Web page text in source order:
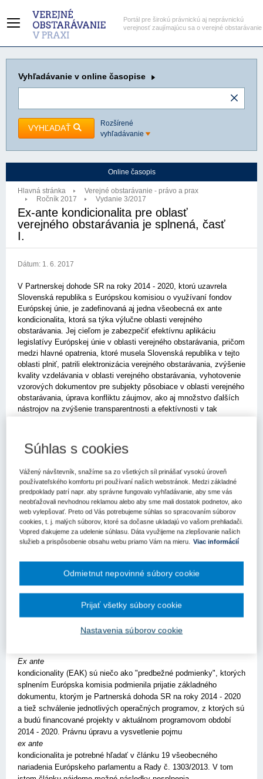
Portál pre širokú právnickú aj neprávnickú
verejnosť zaujímajúcu sa o verejné obstarávanie
Vyhľadávanie v online časopise
VYHĽADAŤ
Rozšírené
vyhľadávanie
Online časopis
Hlavná stránka
Verejné obstarávanie - právo a prax
Ročník 2017
Vydanie 3/2017
Ex-ante kondicionalita pre oblasť
verejného obstarávania je splnená, časť
I.
Dátum: 1. 6. 2017
V Partnerskej dohode SR na roky 2014 - 2020, ktorú uzavrela
Slovenská republika s Európskou komisiou o využívaní fondov
Európskej únie, je zadefinovaná aj jedna všeobecná ex ante
kondicionalita, ktorá sa týka výlučne oblasti verejného
obstarávania. Jej cieľom je zabezpečiť efektívnu aplikáciu
legislatívy Európskej únie v oblasti verejného obstarávania, pričom
medzi hlavné opatrenia, ktoré musela Slovenská republika v tejto
oblasti plniť, patrili elektronizácia verejného obstarávania, zvýšenie
kvality vzdelávania v oblasti verejného obstarávania, vyhotovenie
vzorových dokumentov pre subjekty pôsobiace v oblasti verejného
obstarávania, úprava konfliktu záujmov, ako aj množstvo ďalších
nástrojov na zvýšenie transparentnosti a efektívnosti v tak
pre investície a informatizáciu v postavení Centrálneho
koordinačného orgánu pre oblasť fondov EÚ, Úrad pre verejné
splnenie predmetnej ex ante kondicionality bol 31. december 2016.
Termín sa podarilo stihnúť a Európska komisia listom z 9. marca
2017 informovala Slovenskú republiku o splnení predmetnej ex
ante kondicionality v plnom rozsahu, čím bola zabezpečená jedna
zo základných podmienok na čerpanie prostriedkov z fondov
Európskej únie v programovom období 2014 - 2020. Cieľom tohto
článku je predstaviť akčný plán na plnenie predmetnej ex ante
je článok rozdelený do dvoch častí, pričom tento článok
predstavuje prvú časť.
kondicionalita?
Ex ante
kondicionality (EAK) sú niečo ako "predbežné podmienky", ktorých
splnením Európska komisia podmienila prijatie základného
dokumentu, ktorým je Partnerská dohoda SR na roky 2014 - 2020
a tiež schválenie jednotlivých operačných programov, z ktorých sú
a budú financované projekty v aktuálnom programovom období
2014 - 2020. Právnu úpravu a vysvetlenie pojmu
ex ante
kondicionalita je potrebné hľadať v článku 19 všeobecného
nariadenia Európskeho parlamentu a Rady č. 1303/2013. V tom
Súhlas s cookies
Vážený návštevník, snažíme sa zo všetkých síl prinášať vysokú úroveň
používateľského komfortu pri používaní našich webstránok. Medzi základné
predpoklady patrí napr. aby správne fungovalo vyhľadávanie, aby sme vás
neobťažovali nevhodnou reklamou alebo aby sme mali dostatok podnetov, ako
web vylepšovať. Preto od Vás potrebujeme súhlas so spracovaním súborov
cookies, t. j. malých súborov, ktoré sa dočasne ukladajú vo vašom prehliadači.
Vopred ďakujeme za udelenie súhlasu. Dáta využijeme na zlepšovanie našich
služieb a prispôsobenie obsahu webu priamo Vám na mieru.
Viac informácií
Nastavenia súborov cookie
Odmietnut nepovinné súbory cookie
Prijať všetky súbory cookie